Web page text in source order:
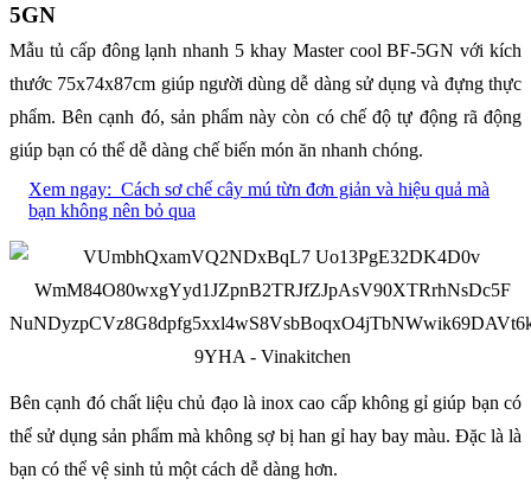
5GN
Mẫu tủ cấp đông lạnh nhanh 5 khay Master cool BF-5GN với kích
thước 75x74x87cm giúp người dùng dễ dàng sử dụng và đựng thực
phẩm. Bên cạnh đó, sản phẩm này còn có chế độ tự động rã động
giúp bạn có thể dễ dàng chế biến món ăn nhanh chóng.
Xem ngay: Cách sơ chế cây mú từn đơn giản và hiệu quả mà
bạn không nên bỏ qua
Bên cạnh đó chất liệu chủ đạo là inox cao cấp không gỉ giúp bạn có
thể sử dụng sản phẩm mà không sợ bị han gỉ hay bay màu. Đặc là là
bạn có thể vệ sinh tủ một cách dễ dàng hơn.